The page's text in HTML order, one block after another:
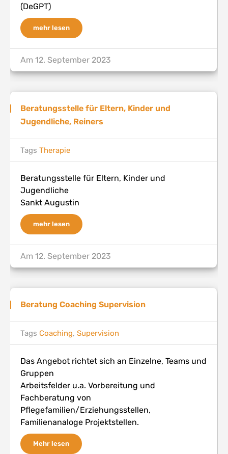
(DeGPT)
mehr lesen
Am12. September 2023
Beratungsstelle für Eltern, Kinder und
Jugendliche, Reiners
TagsTherapie
Beratungsstelle für Eltern, Kinder und
Jugendliche
Sankt Augustin
mehr lesen
Am12. September 2023
Beratung Coaching Supervision
Tags Coaching,Supervision
Das Angebot richtet sich an Einzelne, Teams und
Gruppen
Arbeitsfelder u.a. Vorbereitung und
Fachberatung von
Pflegefamilien/Erziehungsstellen,
Familienanaloge Projektstellen.
Mehr lesen